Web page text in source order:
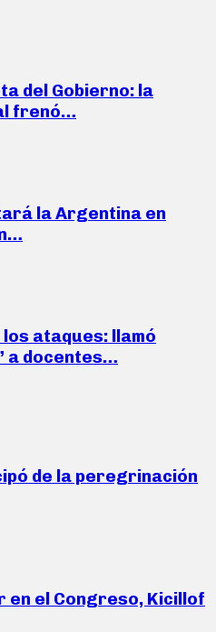
del Gobierno: la
frenó…
la Argentina en
ataques: llamó
a docentes…
de la peregrinación
en el Congreso, Kicillof